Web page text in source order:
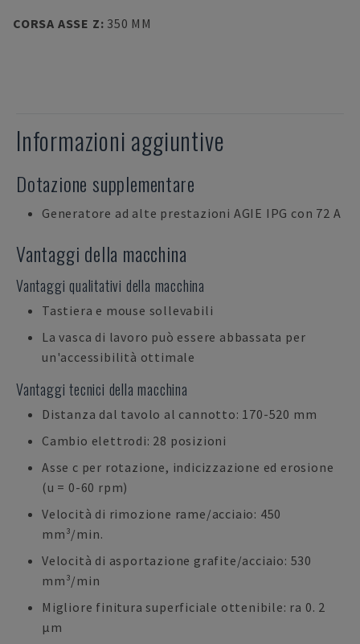
CORSA ASSE Z: 350 MM
Informazioni aggiuntive
Dotazione supplementare
Generatore ad alte prestazioni AGIE IPG con 72 A
Vantaggi della macchina
Vantaggi qualitativi della macchina
Tastiera e mouse sollevabili
La vasca di lavoro può essere abbassata per
un'accessibilità ottimale
Vantaggi tecnici della macchina
Distanza dal tavolo al cannotto: 170-520 mm
Cambio elettrodi: 28 posizioni
Asse c per rotazione, indicizzazione ed erosione
(u = 0-60 rpm)
Velocità di rimozione rame/acciaio: 450
mm³/min.
Velocità di asportazione grafite/acciaio: 530
mm³/min
Migliore finitura superficiale ottenibile: ra 0. 2
µm